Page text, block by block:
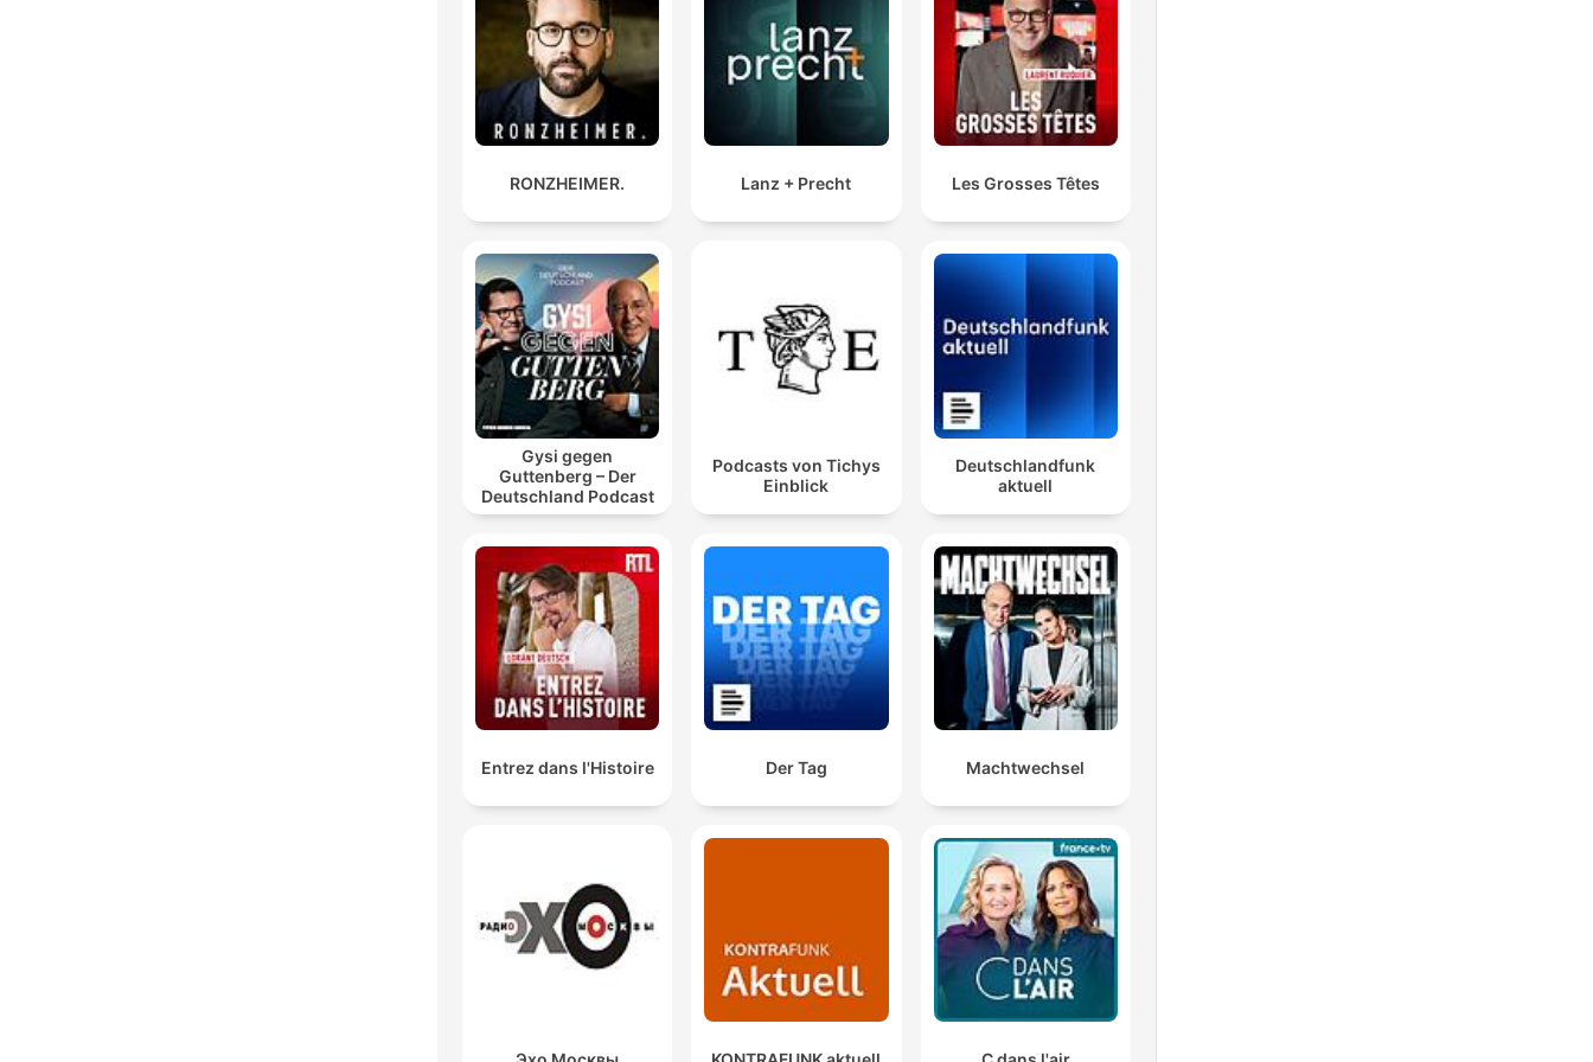
Se tiver um último momento de lucidez e se me
perguntar, a minha resposta é sim. Eu amei e fui amado.
Pronto. Talvez seja o fundamental na vida.
00:39:07 · O interlocutor conclui que a experiência de amar e ser
RONZHEIMER. Lanz + Precht Les Grosses Têtes
Gysi gegen
Guttenberg – Der
Deutschland Podcast
Podcasts von Tichys
Einblick
Deutschlandfunk
aktuell
Entrez dans l'Histoire Der Tag Machtwechsel